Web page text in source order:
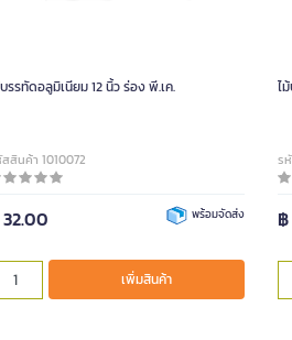
รรทัดอลูมิเนียม 12 นิ้ว ร่อง พี.เค.
สินค้า 1010072
พร้อมจัดส่ง
เพิ่มสินค้า
ไ
ร